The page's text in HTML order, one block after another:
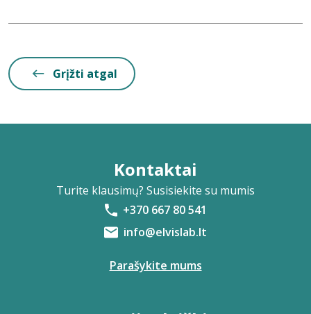
Grįžti atgal
Kontaktai
Turite klausimų? Susisiekite su mumis
+370 667 80 541
info@elvislab.lt
Parašykite mums